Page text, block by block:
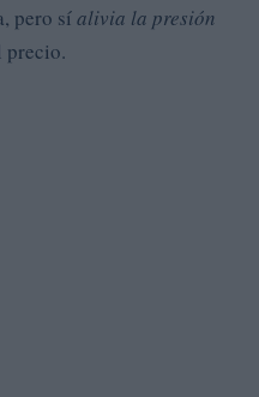
pero síalivia la presión
precio.